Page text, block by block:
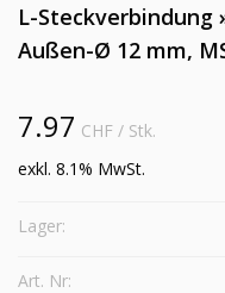
L-Steckverbindung
Außen-Ø 12 mm,
7.97 CHF / Stk.
exkl. 8.1% MwSt.
Lager:
Art. Nr: